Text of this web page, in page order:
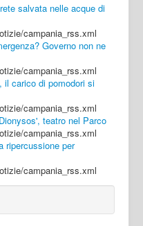
salvata nelle acque di
campania_rss.xml
Governo non ne
campania_rss.xml
il carico di pomodori si
campania_rss.xml
teatro nel Parco
campania_rss.xml
ripercussione per
campania_rss.xml